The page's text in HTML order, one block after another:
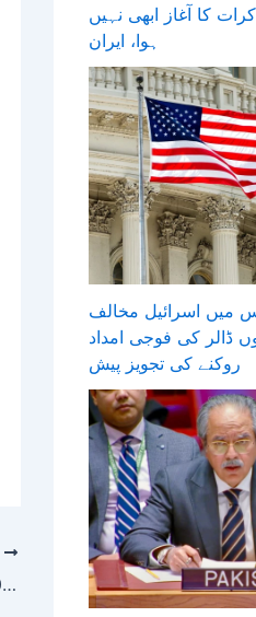
چین نے تائیوان کے قریب 100 سے زائد بحری جہاز تعینات کیے ہیں، تائپی
کا آغاز ابھی نہیں
ہوا، ایران
میں اسرائیل مخالف
ڈالر کی فوجی امداد
روکنے کی تجویز پیش